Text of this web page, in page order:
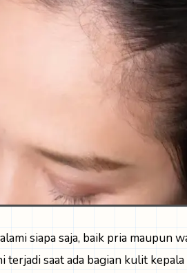
siapa saja, baik pria maupun
terjadi saat ada bagian kulit